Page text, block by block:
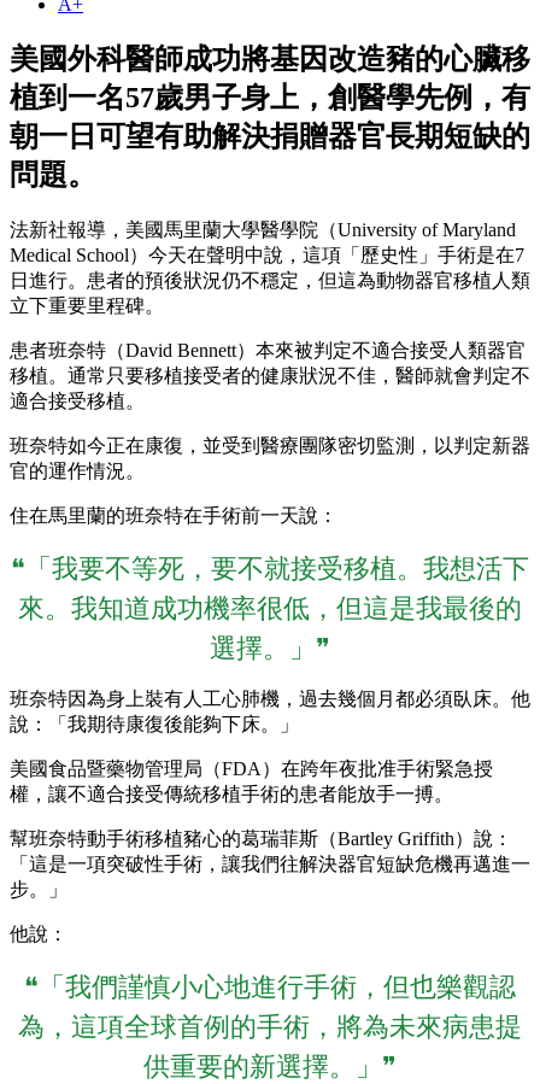
A+
美國外科醫師成功將基因改造豬的心臟移
植到一名57歲男子身上，創醫學先例，有
朝一日可望有助解決捐贈器官長期短缺的
問題。
法新社報導，美國馬里蘭大學醫學院（University of Maryland
Medical School）今天在聲明中說，這項「歷史性」手術是在7
日進行。患者的預後狀況仍不穩定，但這為動物器官移植人類
立下重要里程碑。
患者班奈特（David Bennett）本來被判定不適合接受人類器官
移植。通常只要移植接受者的健康狀況不佳，醫師就會判定不
適合接受移植。
班奈特如今正在康復，並受到醫療團隊密切監測，以判定新器
官的運作情況。
住在馬里蘭的班奈特在手術前一天說：
❝「我要不等死，要不就接受移植。我想活下
來。我知道成功機率很低，但這是我最後的
選擇。」❞
班奈特因為身上裝有人工心肺機，過去幾個月都必須臥床。他
說：「我期待康復後能夠下床。」
美國食品暨藥物管理局（FDA）在跨年夜批准手術緊急授
權，讓不適合接受傳統移植手術的患者能放手一搏。
幫班奈特動手術移植豬心的葛瑞菲斯（Bartley Griffith）說：
「這是一項突破性手術，讓我們往解決器官短缺危機再邁進一
步。」
他說：
❝「我們謹慎小心地進行手術，但也樂觀認
為，這項全球首例的手術，將為未來病患提
供重要的新選擇。」❞